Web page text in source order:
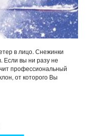
в лицо. Снежинки
Если вы ни разу не
профессиональный
от которого Вы